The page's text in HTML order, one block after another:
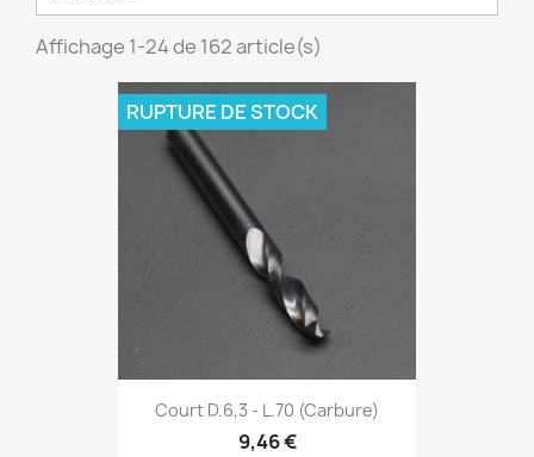
Affichage 1-24 de 162 article(s)
Court D.6,3 - L.70 (Carbure)
9,46 €
RUPTURE DE STOCK